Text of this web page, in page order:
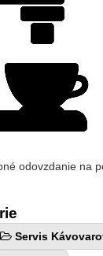
odovzdanie na
Servis